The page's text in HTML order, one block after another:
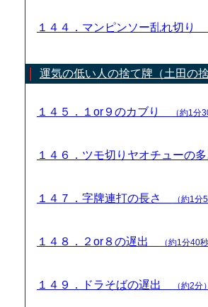
１４４．マンピンソー乱れ切り
運気の低い人の捨て牌（土田の捨
１４５．１or９のカブり （約1分
１４６．ツモ切りヤオチューの
１４７．字牌連打の長さ （約1分
１４８．２or８の遅出 （約1分40秒
１４９．ドラそばの遅出 （約2分）